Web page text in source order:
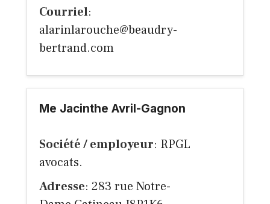
Courriel:
alarinlarouche@beaudry-
bertrand.com
Me Jacinthe Avril-Gagnon
Société / employeur: RPGL
avocats.
Adresse: 283 rue Notre-